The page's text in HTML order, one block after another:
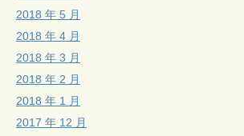
2018 年 5 月
2018 年 4 月
2018 年 3 月
2018 年 2 月
2018 年 1 月
2017 年 12 月